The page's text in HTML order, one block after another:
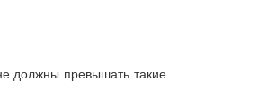
должны превышать такие